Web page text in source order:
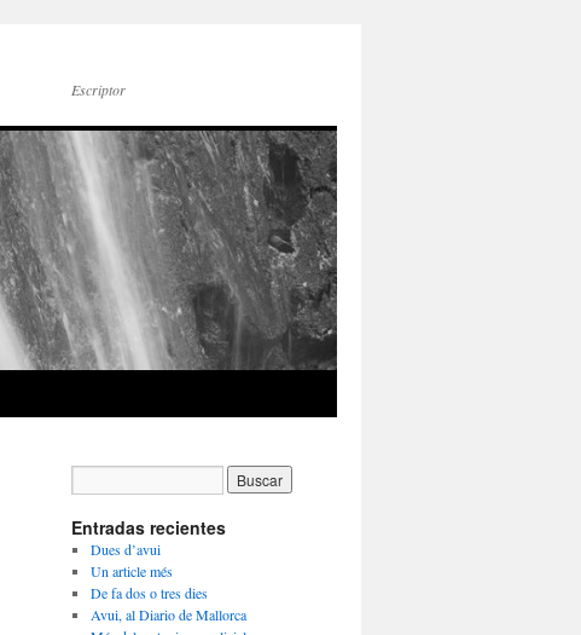
Escriptor
Entradas recientes
Dues d’avui
Un article més
De fa dos o tres dies
Avui, al Diario de Mallorca